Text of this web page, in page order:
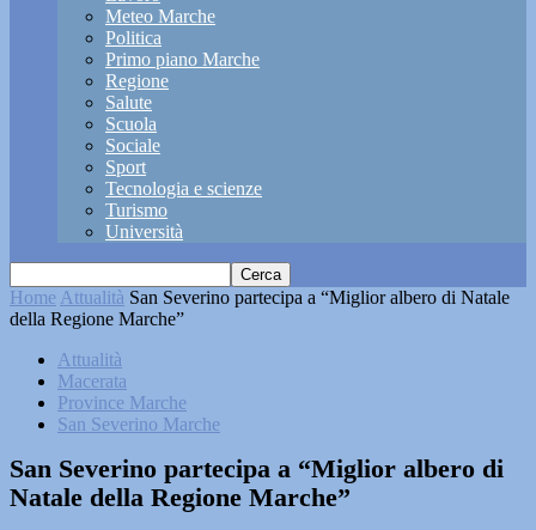
Meteo Marche
Politica
Primo piano Marche
Regione
Salute
Scuola
Sociale
Sport
Tecnologia e scienze
Turismo
Università
Home Attualità San Severino partecipa a “Miglior albero di Natale
della Regione Marche”
Attualità
Macerata
Province Marche
San Severino Marche
San Severino partecipa a “Miglior albero di
Natale della Regione Marche”